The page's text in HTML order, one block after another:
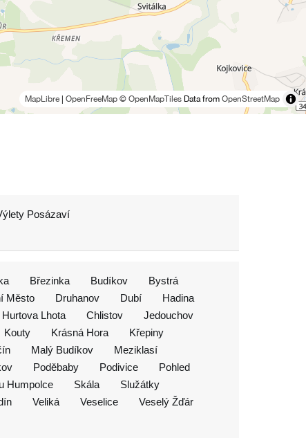
MapLibre OpenFreeMap © OpenMapTiles Data from OpenStreetMap
Posázaví
Březinka Budíkov
Bystrá
Město Druhanov Dubí
Hadina
Hurtova Lhota Chlistov
Jedouchov
Kouty Krásná Hora
Křepiny
Malý Budíkov
Meziklasí
Poděbaby Podivice
Pohled
Humpolce Skála
Služátky
Veliká Veselice
Veselý Žďár